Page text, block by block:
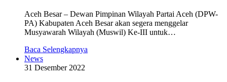
Aceh Besar – Dewan Pimpinan Wilayah Partai Aceh (DPW-
PA) Kabupaten Aceh Besar akan segera menggelar
Musyawarah Wilayah (Muswil) Ke-III untuk…
Baca Selengkapnya
News
31 Desember 2022